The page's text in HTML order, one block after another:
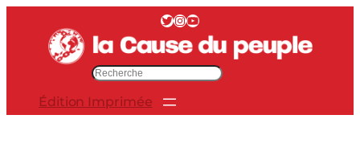
contenu
Twitter InstagramYouTube
Édition Imprimée